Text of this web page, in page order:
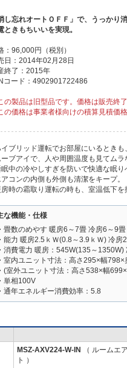
し忘れオートＯＦＦ」で、うっか
ときもちいいを実現。
：96,000円（税別）
日：2014年02月28日
終了：2015年
コード：4902901722486
の製品は旧型品です。価格は販売終
の価格は事業者様向けの積算見積価
イブリッド運転でお部屋にいるとき
ーブアイで、人や周囲温度も見てムラ
眠中の冷やしすぎを防いで快適な眠り
コンの内側も外側も清潔をキープ。
房時の霜取り運転の時も、室温低下
な機能・仕様
・畳数のめやす 暖房6～7畳 冷房6～9畳
・能力 暖房2.5ｋＷ(0.8～3.9ｋＷ) 冷
・消費電力 暖房：545W(135～
・室内ユニット寸法：高さ295×幅
・(室外ユニット寸法：高さ538×幅
・単相100V
・通年エネルギー消費効率：5.8
MSZ-AXV224-W-IN
（ ルームエ
ト ）